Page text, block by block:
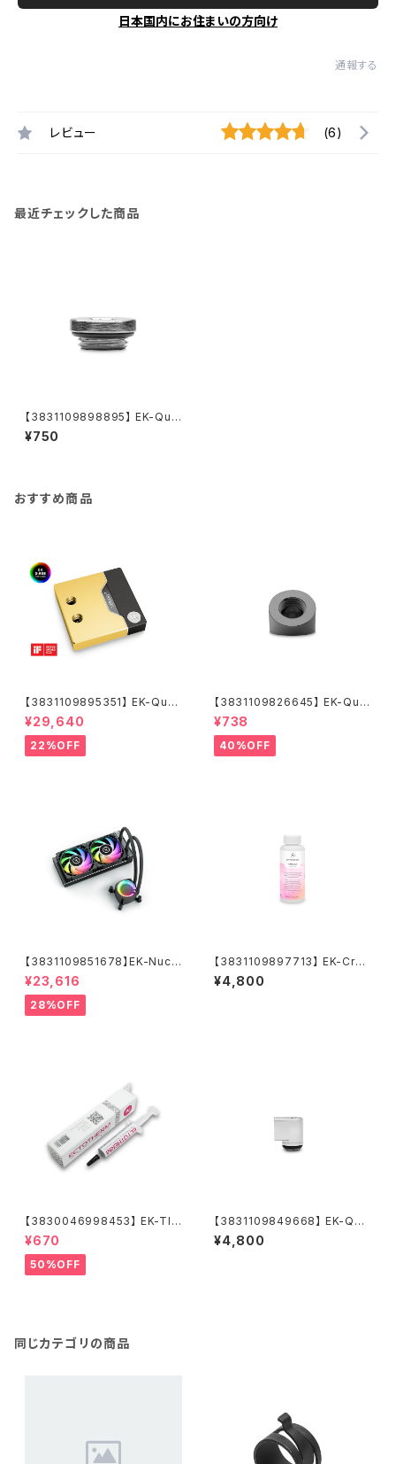
日本国内にお住まいの方向け
通報する
レビュー (6)
最近チェックした商品
【3831109898895】 EK-Qua
ntum Surface End Tank Plu
g - Nickel
¥750
おすすめ商品
【3831109895351】 EK-Quan
tum Velocity² D-RGB - 170
0 Nickel + Gold
¥29,640
22%OFF
【3831109826645】 EK-Qua
ntum Torque Static FF 45°
- Black Nickel
¥738
40%OFF
【3831109851678】EK-Nucl
eus AIO CR240 Lux D-RGB
¥23,616
28%OFF
【3831109897713】 EK-Cryo
Fuel Superflush (Concentr
ate 250mL)
¥4,800
【3830046998453】 EK-TI
M Ectotherm (5g)
¥670
50%OFF
【3831109849668】 EK-Qua
ntum Torque Micro Rotary
90° - Nickel
¥4,800
同じカテゴリの商品